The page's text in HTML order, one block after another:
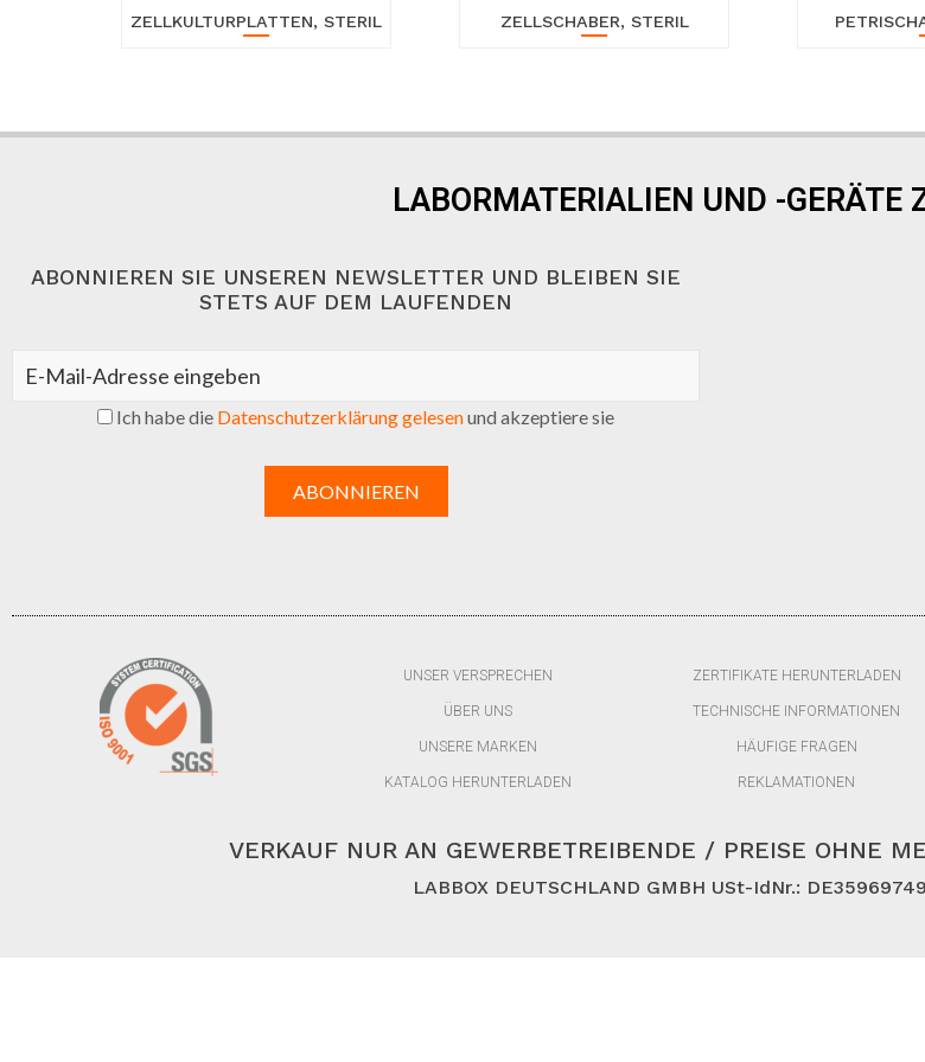
ZELLKULTURPLATTEN, STERIL ZELLSCHABER, STERIL
LABORMATERIALIEN UND -GERÄTE
ABONNIEREN SIE UNSEREN NEWSLETTER UND BLEIBEN SIE
STETS AUF DEM LAUFENDEN
Ich habe die Datenschutzerklärung gelesenund akzeptiere sie
UNSER VERSPRECHEN
ÜBER UNS
UNSERE MARKEN
KATALOG HERUNTERLADEN
ZERTIFIKATE HERUNTERLADEN
TECHNISCHE INFORMATIONEN
HÄUFIGE FRAGEN
REKLAMATIONEN
VERKAUF NUR AN GEWERBETREIBENDE / PREISE OHNE
LABBOX DEUTSCHLAND GMBH USt-IdNr.: